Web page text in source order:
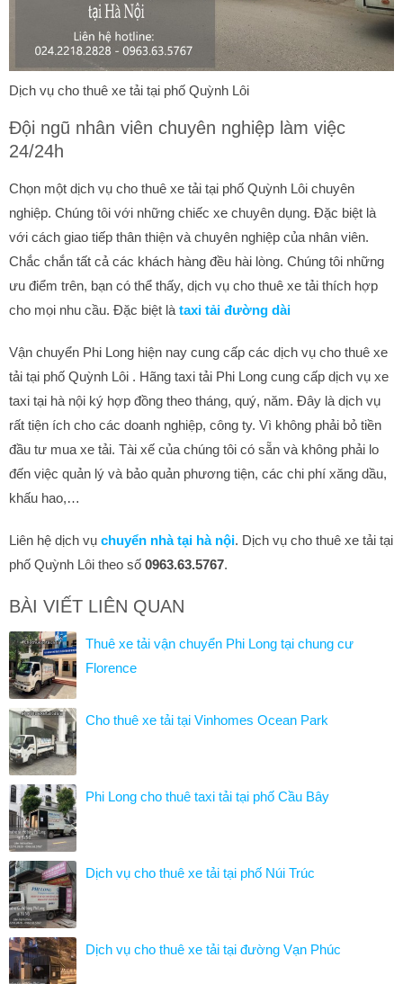
Dịch vụ cho thuê xe tải tại phố Quỳnh Lôi
Đội ngũ nhân viên chuyên nghiệp làm việc
24/24h
Chọn một dịch vụ cho thuê xe tải tại phố Quỳnh Lôi chuyên
nghiệp. Chúng tôi với những chiếc xe chuyên dụng. Đặc biệt là
với cách giao tiếp thân thiện và chuyên nghiệp của nhân viên.
Chắc chắn tất cả các khách hàng đều hài lòng. Chúng tôi những
ưu điểm trên, bạn có thể thấy, dịch vụ cho thuê xe tải thích hợp
cho mọi nhu cầu. Đặc biệt là taxi tải đường dài
Vận chuyển Phi Long hiện nay cung cấp các dịch vụ cho thuê xe
tải tại phố Quỳnh Lôi . Hãng taxi tải Phi Long cung cấp dịch vụ xe
taxi tại hà nội ký hợp đồng theo tháng, quý, năm. Đây là dịch vụ
rất tiện ích cho các doanh nghiệp, công ty. Vì không phải bỏ tiền
đầu tư mua xe tải. Tài xế của chúng tôi có sẵn và không phải lo
đến việc quản lý và bảo quản phương tiện, các chi phí xăng dầu,
khấu hao,…
Liên hệ dịch vụ chuyển nhà tại hà nội. Dịch vụ cho thuê xe tải tại
phố Quỳnh Lôi theo số 0963.63.5767.
BÀI VIẾT LIÊN QUAN
Thuê xe tải vận chuyển Phi Long tại chung cư
Florence
Cho thuê xe tải tại Vinhomes Ocean Park
Phi Long cho thuê taxi tải tại phố Cầu Bây
Dịch vụ cho thuê xe tải tại phố Núi Trúc
Dịch vụ cho thuê xe tải tại đường Vạn Phúc